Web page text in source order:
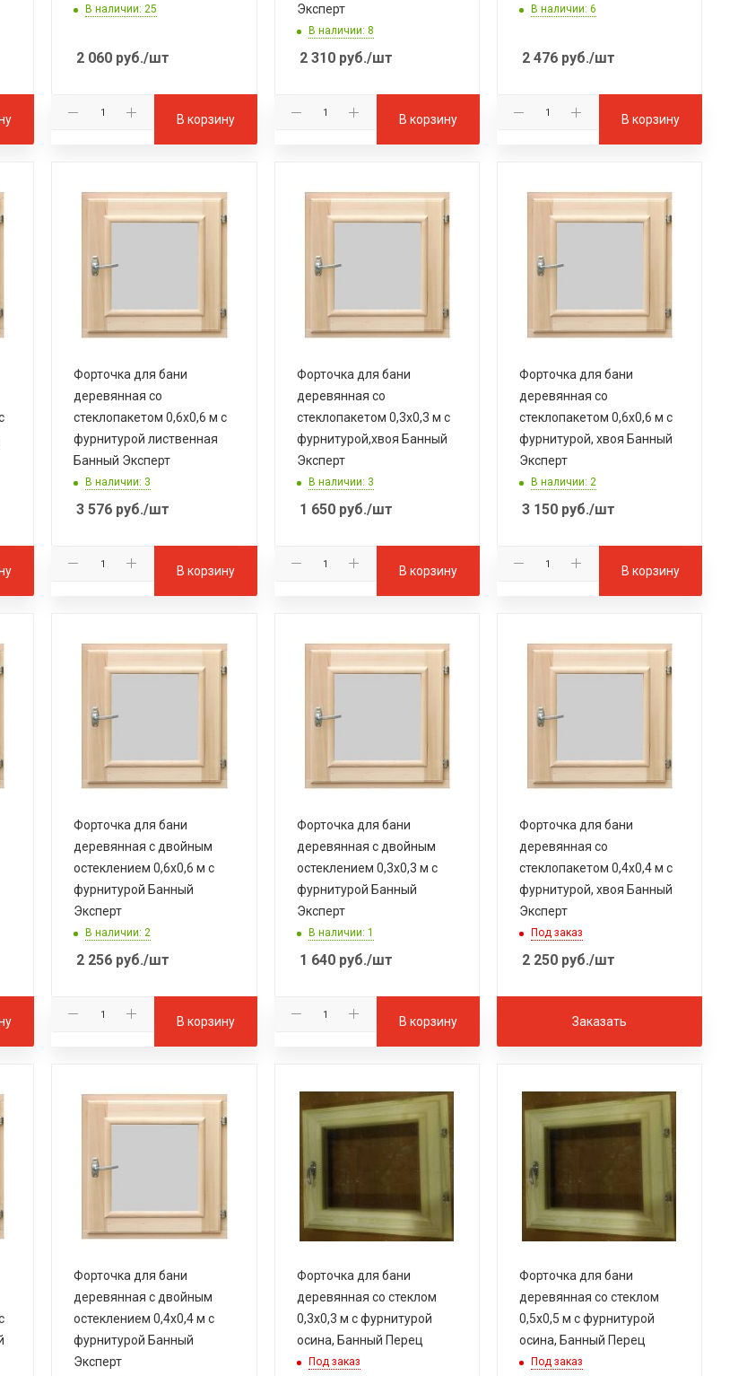
В наличии: 25
2 060 руб./шт
В корзину
Эксперт
В наличии: 8
2 310руб./шт
В корзину
В наличии: 6
2 476руб./шт
В корзину
Форточка для бани
деревянная со
стеклопакетом 0,6х0,6 м с
фурнитурой лиственная
Банный Эксперт
В наличии: 3
3 576 руб./шт
В корзину
Форточка для бани
деревянная со
стеклопакетом 0,3х0,3 м с
фурнитурой,хвоя Банный
Эксперт
В наличии: 3
1 650руб./шт
В корзину
Форточка для бани
деревянная со
стеклопакетом 0,6х0,6 м с
фурнитурой, хвоя Банный
Эксперт
В наличии: 2
3 150руб./шт
В корзину
Форточка для бани
деревянная с двойным
остеклением 0,6х0,6 м с
фурнитурой Банный
Эксперт
В наличии: 2
2 256 руб./шт
В корзину
Форточка для бани
деревянная с двойным
остеклением 0,3х0,3 м с
фурнитурой Банный
Эксперт
В наличии: 1
1 640руб./шт
В корзину
Форточка для бани
деревянная со
стеклопакетом 0,4х0,4 м с
фурнитурой, хвоя Банный
Эксперт
Под заказ
2 250руб./шт
Заказать
Форточка для бани
деревянная с двойным
остеклением 0,4х0,4 м с
фурнитурой Банный
Эксперт
Форточка для бани
деревянная со стеклом
0,3х0,3 м с фурнитурой
осина, Банный Перец
Под заказ
Форточка для бани
деревянная со стеклом
0,5х0,5 м с фурнитурой
осина, Банный Перец
Под заказ